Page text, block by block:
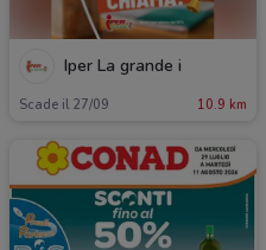
Iper La grande i
Scade il 27/09 10.9 km